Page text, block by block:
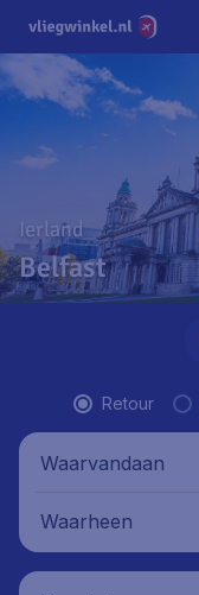
Ierland
Belfast
Retour
Waarvandaan
Waarheen